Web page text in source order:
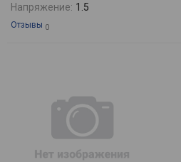
Напряжение: 1.5
Отзывы 0